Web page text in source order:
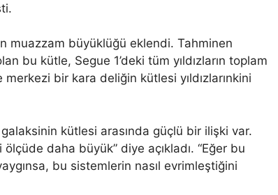
muazzam büyüklüğü eklendi. Tahminen
bu kütle, Segue 1’deki tüm yıldızların toplam
bir kara deliğin kütlesi yıldızlarınkini
kütlesi arasında güçlü bir ilişki var.
daha büyük” diye açıkladı. “Eğer bu
bu sistemlerin nasıl evrimleştiğini